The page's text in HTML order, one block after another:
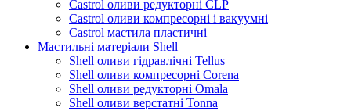
Castrol оливи редукторні CLP
Castrol оливи компресорні і вакуумні
Castrol мастила пластичні
Мастильні матеріали Shell
Shell оливи гідравлічні Tellus
Shell оливи компресорні Corena
Shell оливи редукторні Omala
Shell оливи верстатні Tonna